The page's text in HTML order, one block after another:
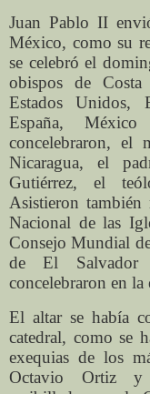
Juan Pablo II
México, como su
se celebró el
obispos de Costa
Estados Unidos,
España,
concelebraron, el
Nicaragua, el
Gutiérrez, el
Asistieron también
Nacional de las
Consejo Mundial
de El Salvador
concelebraron en la
El altar se había
catedral, como se
exequias de los
Octavio Ortiz y